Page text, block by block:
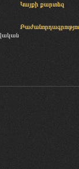
Կայքի քարտեզ